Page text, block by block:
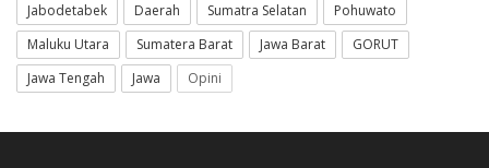
Jabodetabek
Daerah Sumatra Selatan
Pohuwato
Maluku Utara
Sumatera Barat Jawa Barat
GORUT
Jawa Tengah
Jawa Opini